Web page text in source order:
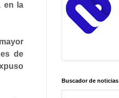
en la
de
Buscador de noticias